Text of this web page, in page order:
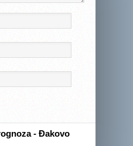
- Đakovo